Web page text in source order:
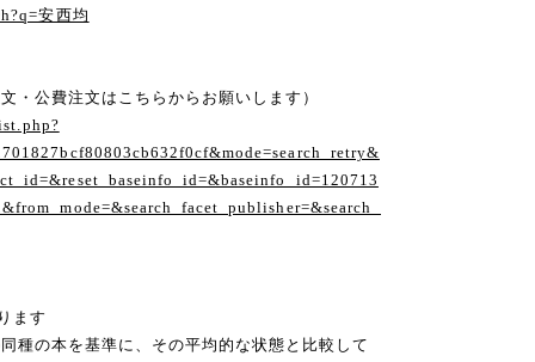
安西均
・公費注文はこちらからお願いします）
ます
種の本を基準に、その平均的な状態と比較して